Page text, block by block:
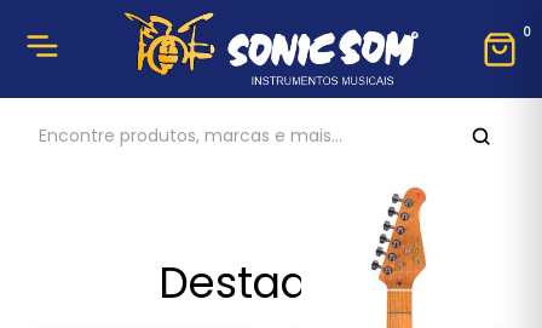
0
Destaques